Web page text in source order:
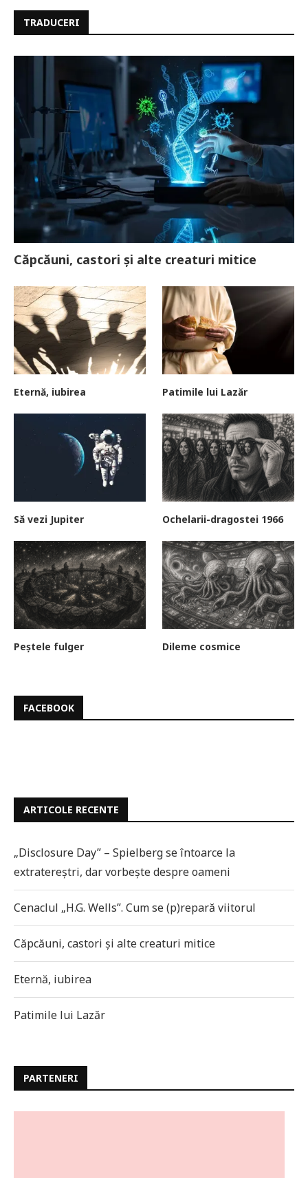
TRADUCERI
Căpcăuni, castori și alte creaturi mitice
Eternă, iubirea Patimile lui Lazăr
Să vezi Jupiter Ochelarii-dragostei 1966
Peștele fulger Dileme cosmice
FACEBOOK
ARTICOLE RECENTE
„Disclosure Day” – Spielberg se întoarce la
extratereștri, dar vorbește despre oameni
Cenaclul „H.G. Wells”. Cum se (p)repară viitorul
Căpcăuni, castori și alte creaturi mitice
Eternă, iubirea
Patimile lui Lazăr
PARTENERI